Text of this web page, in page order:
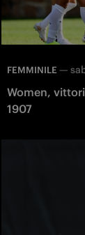
FEMMINILE —
Women,
1907